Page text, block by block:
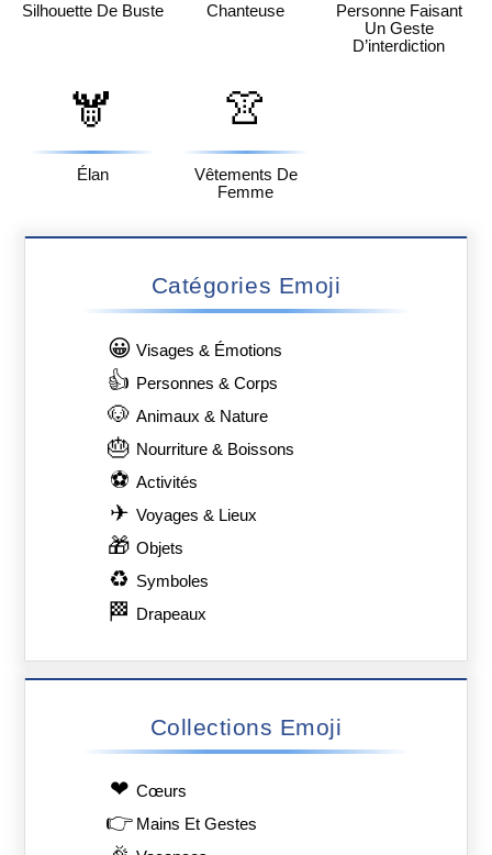
Silhouette De Buste Chanteuse
Personne Faisant
Un Geste
D’interdiction
🫎
Élan
👚
Vêtements De
Femme
Catégories Emoji
😀 Visages & Émotions
👍 Personnes & Corps
🐶 Animaux & Nature
🎂 Nourriture & Boissons
⚽ Activités
✈ Voyages & Lieux
🎁 Objets
♻ Symboles
🏁 Drapeaux
Collections Emoji
❤ Сœurs
👉 Mains Et Gestes